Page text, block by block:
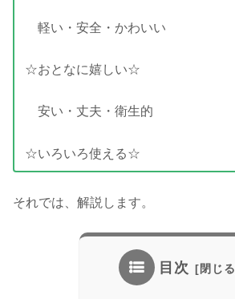
軽い・安全・かわいい
☆おとなに嬉しい☆
安い・丈夫・衛生的
☆いろいろ使える☆
それでは、解説します。
目次